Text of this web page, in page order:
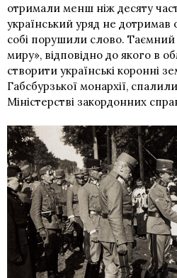
отримали менш ніж десяту
український уряд не дотримав
собі порушили слово.
миру», відповідно до якого в
створити українські коронні
Габсбурзької монархії,
Міністерстві закордонних